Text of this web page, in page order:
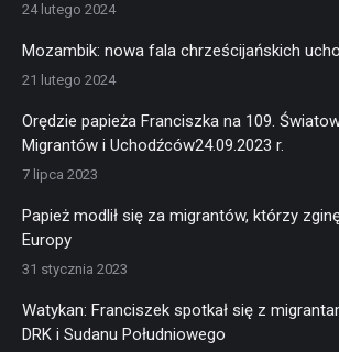
24 lutego 2024
Mozambik: nowa fala chrześcijańskich
21 lutego 2024
Orędzie papieża Franciszka na 109.
Migrantów i Uchodźców24.09.2023 r.
7 lipca 2023
Papież modlił się za migrantów, którzy
Europy
31 stycznia 2023
Watykan: Franciszek spotkał się z
DRK i Sudanu Południowego